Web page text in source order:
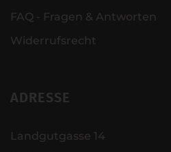
FAQ - Fragen & Antworten
Widerrufsrecht
ADRESSE
Landgutgasse 14